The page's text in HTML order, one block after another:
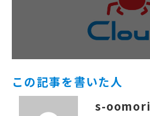
この記事を書いた人
s-oomori